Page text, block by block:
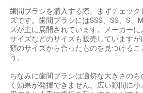
歯間ブラシを購入する際、まずチェック
ズです。歯間ブラシにはSSS、SS、S、
ズが主に展開されています。メーカーに
サイズなどのサイズも販売しています
類のサイズから合ったものを見つけるこ
う。
ちなみに歯間ブラシは適切な大きさのも
く効果が発揮できません。広い隙間に